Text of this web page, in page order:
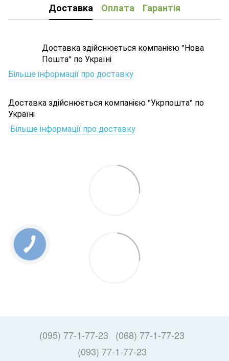
Доставка Оплата Гарантія
Доставка здійснюється компанією "Нова
Пошта" по Україні
Більше інформації про доставку
Доставка здійснюється компанією "Укрпошта" по
Україні
Більше інформації про доставку
(095) 77-1-77-23
(068) 77-1-77-23
(093) 77-1-77-23